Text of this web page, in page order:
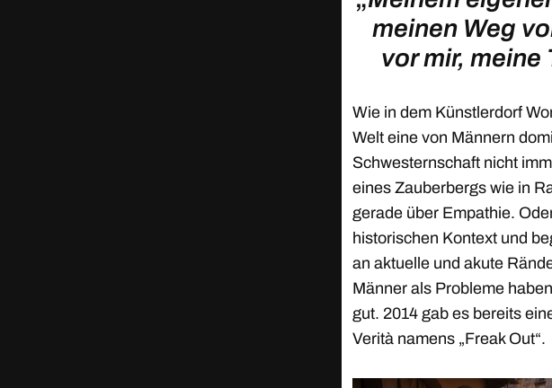
meinen Weg
vor mir, meine
Wie in dem Künstlerdorf
Welt eine von Männern
Schwesternschaft nicht
eines Zauberbergs wie in
gerade über Empathie.
historischen Kontext und
an aktuelle und akute
Männer als Probleme
gut. 2014 gab es bereits
Verità namens „Freak Out“.